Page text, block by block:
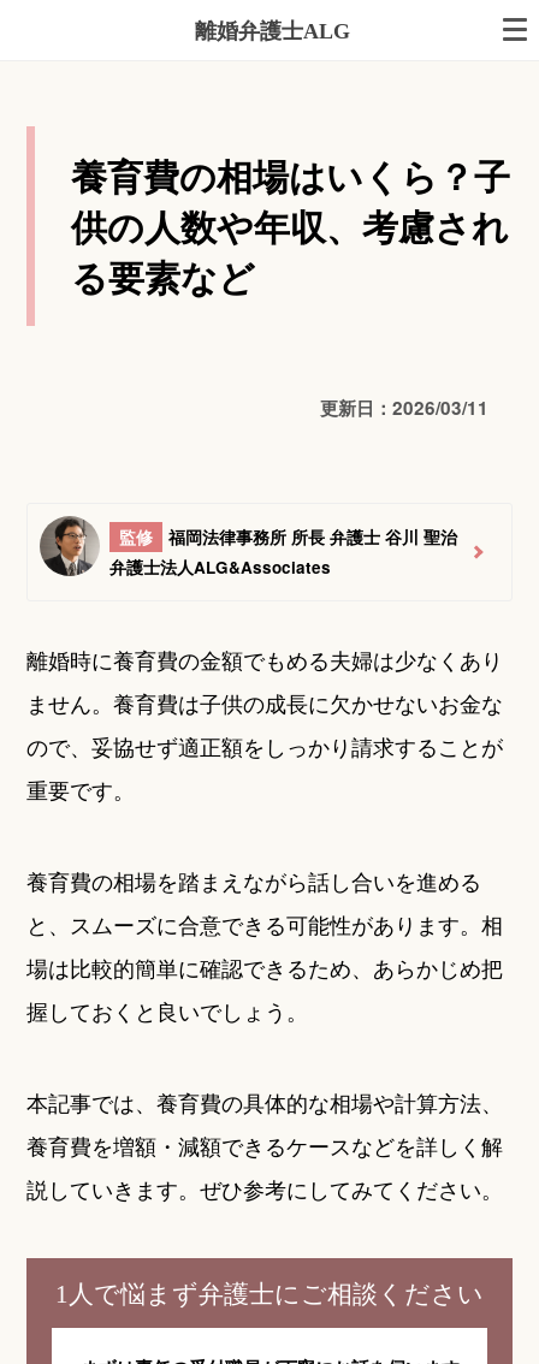
離婚弁護士ALG
養育費の相場はいくら？子
供の人数や年収、考慮され
る要素など
更新日：2026/03/11
監修
福岡法律事務所 所長 弁護士 谷川 聖治
弁護士法人ALG&Associates
離婚時に養育費の金額でもめる夫婦は少なくあり
ません。養育費は子供の成長に欠かせないお金な
ので、妥協せず適正額をしっかり請求することが
重要です。
養育費の相場を踏まえながら話し合いを進める
と、スムーズに合意できる可能性があります。相
場は比較的簡単に確認できるため、あらかじめ把
握しておくと良いでしょう。
本記事では、養育費の具体的な相場や計算方法、
養育費を増額・減額できるケースなどを詳しく解
説していきます。ぜひ参考にしてみてください。
1人で悩まず弁護士にご相談ください